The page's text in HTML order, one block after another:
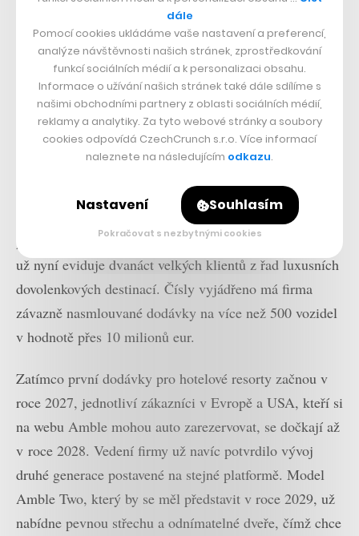
I díky extrémně nízké váze dokáže 15kW elektromotor
dostat buginu z nuly na třicítku za méně než 2,5
sekundy, přičemž maximální rychlost je omezena na 65
km/h. Baterie o kapacitě 11 kWh zajistí dojezd přes 100
kilometrů a z běžné domácí zásuvky se nabije za pět
Startup přitom volí neobvyklou tržní strategii. Nesnaží
se okamžitě proniknout do městského provozu, ale svou
pozici buduje odshora skrze prémiový sektor. Značka
už nyní eviduje dvanáct velkých klientů z řad luxusních
dovolenkových destinací. Čísly vyjádřeno má firma
závazně nasmlouvané dodávky na více než 500 vozidel
v hodnotě přes 10 milionů eur.
Zatímco první dodávky pro hotelové resorty začnou v
roce 2027, jednotliví zákazníci v Evropě a USA, kteří si
na webu Amble mohou auto zarezervovat, se dočkají až
v roce 2028. Vedení firmy už navíc potvrdilo vývoj
druhé generace postavené na stejné platformě. Model
Amble Two, který by se měl představit v roce 2029, už
nabídne pevnou střechu a odnímatelné dveře, čímž chce
dále
Pomocí cookies ukládáme vaše nastavení a preferencí,
analýze návštěvnosti našich stránek, zprostředkování
funkcí sociálních médií a k personalizaci obsahu.
Informace o užívání našich stránek také dále sdílíme s
našimi obchodními partnery z oblasti sociálních médií,
reklamy a analytiky. Za tyto webové stránky a soubory
cookies odpovídá CzechCrunch s.r.o. Více informací
naleznete na následujícím odkazu.
Nastavení Souhlasím
Pokračovat s nezbytnými cookies